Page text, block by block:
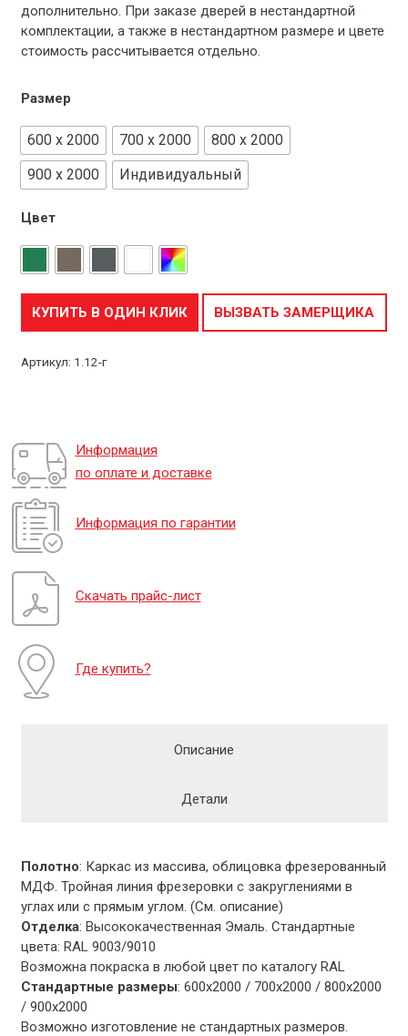
дополнительно. При заказе дверей в нестандартной
комплектации, а также в нестандартном размере и цвете
стоимость рассчитывается отдельно.
Размер
600 x 2000 700 x 2000
800 x 2000
900 x 2000
Индивидуальный
Цвет
КУПИТЬ В ОДИН КЛИК ВЫЗВАТЬ ЗАМЕРЩИКА
Артикул: 1.12-г
Информация
по оплате и доставке
Информация по гарантии
Скачать прайс-лист
Где купить?
Описание
Детали
Полотно: Каркас из массива, облицовка фрезерованный
МДФ. Тройная линия фрезеровки с закруглениями в
углах или с прямым углом. (См. описание)
Отделка: Высококачественная Эмаль. Стандартные
цвета: RAL 9003/9010
Возможна покраска в любой цвет по каталогу RAL
Стандартные размеры: 600х2000 / 700х2000 / 800х2000
/ 900х2000
Возможно изготовление не стандартных размеров.